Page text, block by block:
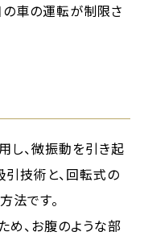
車の運転が制限さ
し、微振動を引き起
技術と、回転式の
法です。
、お腹のような部